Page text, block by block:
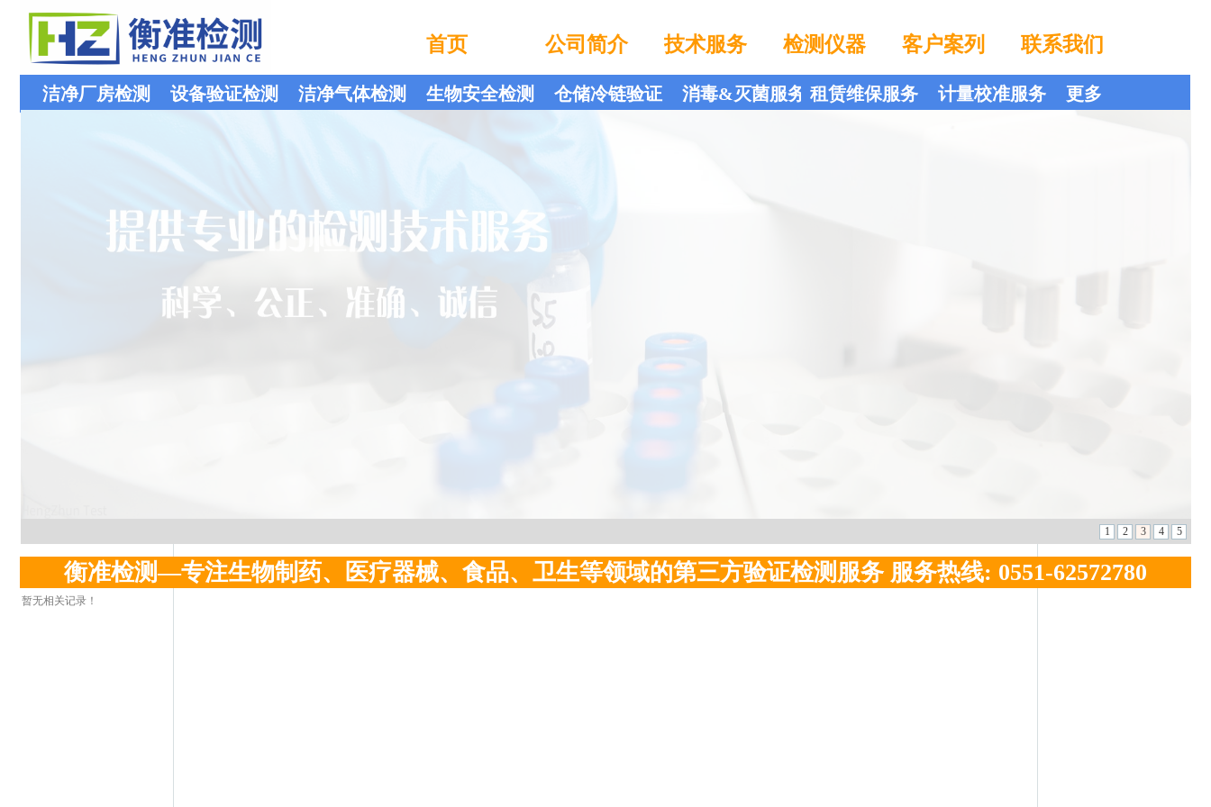
洁净厂房检测 设备验证检测 洁净气体检测 生物安全检测 仓储冷链验证 消毒&灭菌服务 租赁维保服务 计量校准服务 更多
首页 公司简介 技术服务 检测仪器 客户案列 联系我们
衡准检测—专注生物制药、医疗器械、食品、 卫生等领域的第三方验证检测服务 服务热线: 0551-62572780
暂无相关记录！